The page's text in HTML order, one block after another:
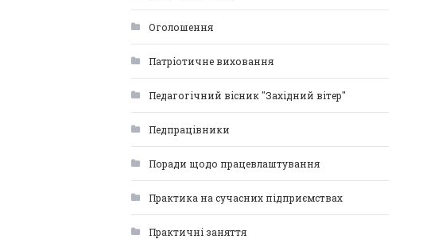
Оголошення
Патріотичне виховання
Педагогічний вісник "Західний вітер"
Педпрацівники
Поради щодо працевлаштування
Практика на сучасних підприємствах
Практичні заняття